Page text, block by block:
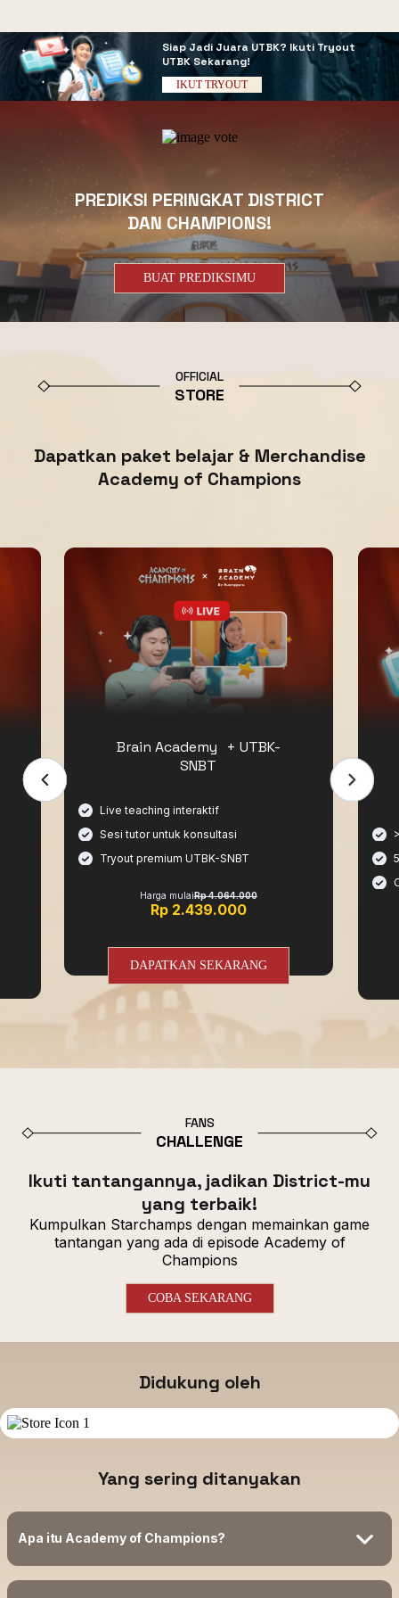
Siap Jadi Juara UTBK? Ikuti Tryout
UTBK Sekarang!
IKUT TRYOUT
PREDIKSI PERINGKAT DISTRICT
DAN CHAMPIONS!
BUAT PREDIKSIMU
OFFICIAL
STORE
Dapatkan paket belajar & Merchandise
Academy of Champions
Brain Academy + UTBK-
SNBT
Live teaching interaktif
Sesi tutor untuk konsultasi
Tryout premium UTBK-SNBT
Harga mulaiRp 4.064.000
Rp 2.439.000
DAPATKAN SEKARANG
FANS
CHALLENGE
Ikuti tantangannya, jadikan District-mu
yang terbaik!
Kumpulkan Starchamps dengan memainkan game
tantangan yang ada di episode Academy of
Champions
COBA SEKARANG
Didukung oleh
Yang sering ditanyakan
Apa itu Academy of Champions?